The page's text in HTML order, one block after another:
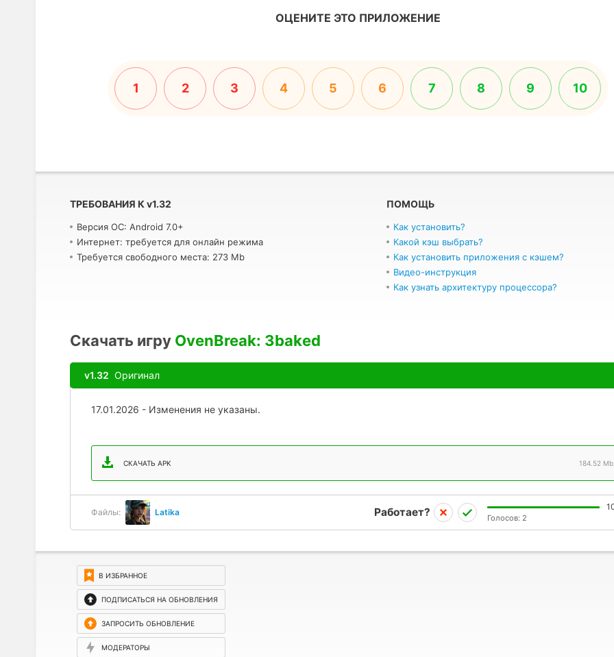
ОЦЕНИТЕ ЭТО ПРИЛОЖЕНИЕ
1 2 3 4 5 6 7 8 9 10
ТРЕБОВАНИЯ К v1.32
Версия ОС: Android 7.0+
Интернет: требуется для онлайн режима
Требуется свободного места: 273 Mb
ПОМОЩЬ
Как установить?
Какой кэш выбрать?
Как установить приложения с кэшем?
Видео-инструкция
Как узнать архитектуру процессора?
Скачать игру OvenBreak: 3baked
v1.32 Оригинал
17.01.2026 - Изменения не указаны.
СКАЧАТЬ APK 184.52 Mb
Файлы: Latika Работает? Голосов: 2
В ИЗБРАННОЕ
ПОДПИСАТЬСЯ НА ОБНОВЛЕНИЯ
ЗАПРОСИТЬ ОБНОВЛЕНИЕ
МОДЕРАТОРЫ